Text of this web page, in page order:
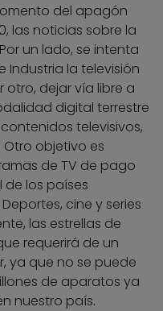
del apagón
las noticias sobre la
un lado, se intenta
Industria la televisión
otro, dejar vía libre a
digital terrestre
televisivos,
objetivo es
de TV de pago
de los países
cine y series
las estrellas de
requerirá de un
ya que no se puede
de aparatos ya
nuestro país.